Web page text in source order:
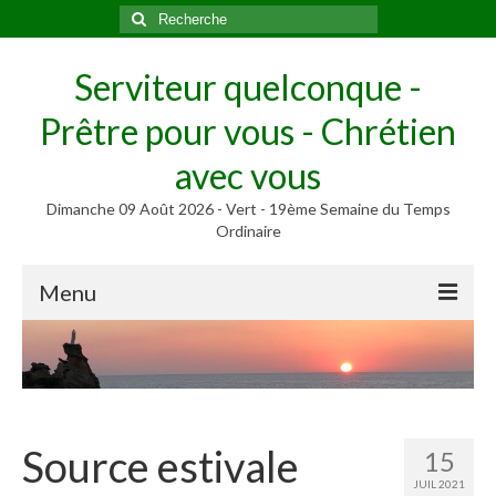
Rechercher
:
Serviteur quelconque -
Prêtre pour vous - Chrétien
avec vous
Dimanche 09 Août 2026 - Vert - 19ème Semaine du Temps
Ordinaire
Menu
Méditer
Homélies, Poèmes
Homélies 15
JUIL 2021
Source estivale